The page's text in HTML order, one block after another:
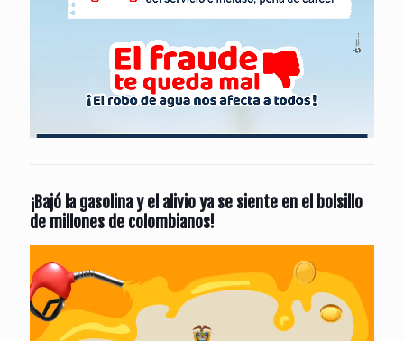
¡Bajó la gasolina y el alivio ya se siente en el bolsillo
de millones de colombianos!
de
vídeo